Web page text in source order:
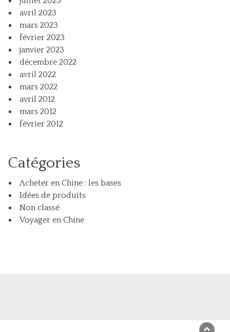
avril 2023
mars 2023
février 2023
janvier 2023
décembre 2022
avril 2022
mars 2022
avril 2012
mars 2012
février 2012
Catégories
Acheter en Chine : les bases
Idées de produits
Non classé
Voyager en Chine